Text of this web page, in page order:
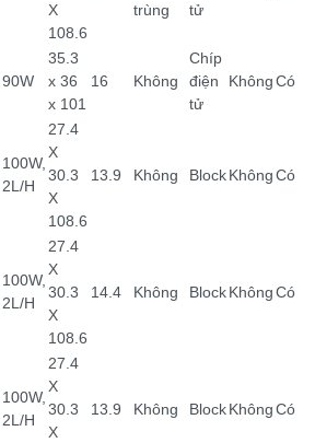
X
108.6
trùng
tử
90W
35.3
x 36
x 101
16 Không
Chíp
điện
tử
KhôngCó
100W,
2L/H
27.4
X
30.3
X
108.6
13.9 Không BlockKhôngCó
100W,
2L/H
27.4
X
30.3
X
108.6
14.4 Không BlockKhôngCó
100W,
2L/H
27.4
X
30.3
X
13.9 Không BlockKhôngCó